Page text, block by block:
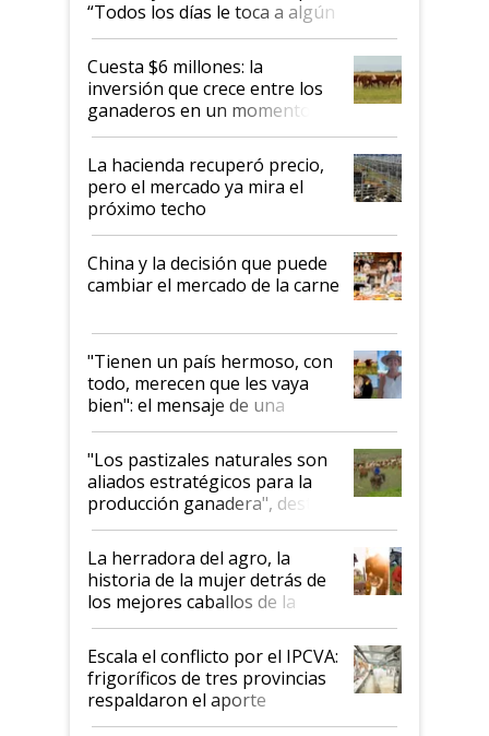
“Todos los días le toca a algún
productor”
Cuesta $6 millones: la
inversión que crece entre los
ganaderos en un momento
histórico para la actividad
La hacienda recuperó precio,
pero el mercado ya mira el
próximo techo
China y la decisión que puede
cambiar el mercado de la carne
"Tienen un país hermoso, con
todo, merecen que les vaya
bien": el mensaje de una
ganadera uruguaya sobre las
oportunidades que se abren
para el agro en Argentina, con
foco en la carne
"Los pastizales naturales son
aliados estratégicos para la
producción ganadera", destaca
la iniciativa que ya reúne a 46
establecimientos en Argentina
La herradora del agro, la
historia de la mujer detrás de
los mejores caballos de la
Argentina y los mitos que
todavía hacen sufrir a estos
animales: "Mientras me
descalificaban, yo seguí
haciendo currículum"
Escala el conflicto por el IPCVA:
frigoríficos de tres provincias
respaldaron el aporte
obligatorio